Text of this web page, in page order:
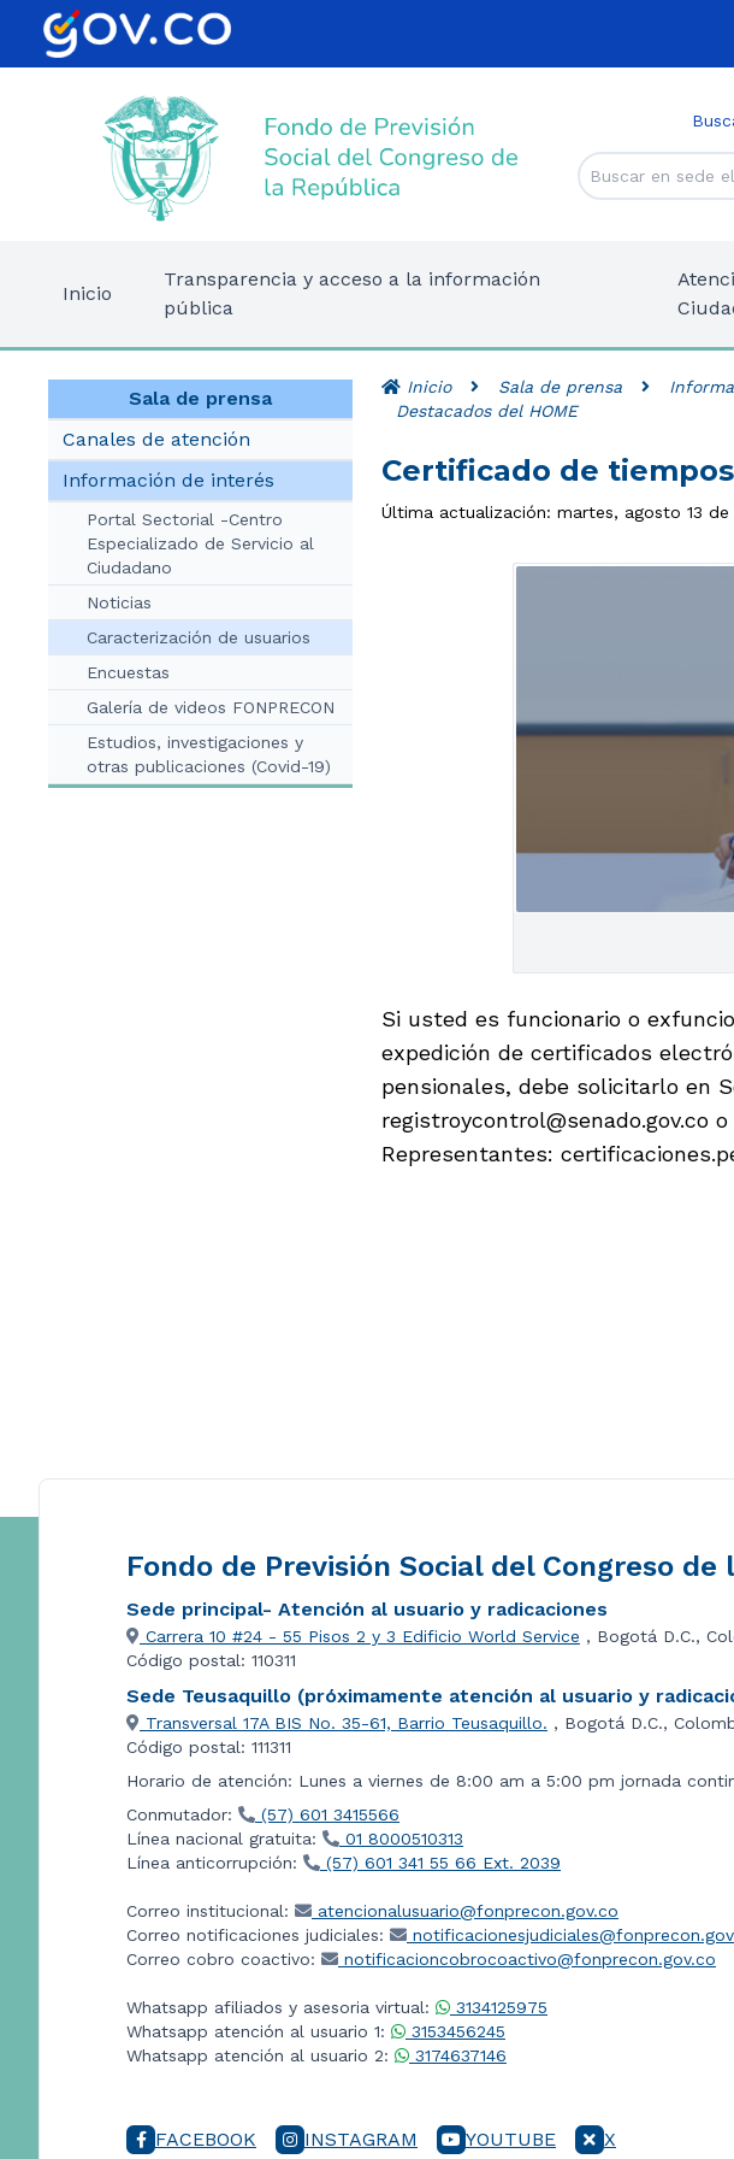
Inicio
Transparencia y acceso a la información
pública
Sala de prensa
Canales de atención
Información de interés
Portal Sectorial -Centro
Especializado de Servicio al
Ciudadano
Noticias
Caracterización de usuarios
Encuestas
Galería de videos FONPRECON
Estudios, investigaciones y
otras publicaciones (Covid-19)
Inicio Sala de prensa
Destacados del HOME
Certificado de
Última actualización: martes, agosto 13 de
Si usted es funcionario o
expedición de certificados
pensionales, debe solicitarlo en
registroycontrol@senado.gov.coo
Representantes:
Fondo de Previsión Social del Congreso de
Sede principal- Atención al usuario y radicaciones
Carrera 10 #24 - 55 Pisos 2 y 3 Edificio World Service , Bogotá D.C.,
Código postal: 110311
Sede Teusaquillo (próximamente atención al usuario y
Transversal 17A BIS No. 35-61, Barrio Teusaquillo. , Bogotá D.C.,
Código postal: 111311
Horario de atención: Lunes a viernes de 8:00 am a 5:00 pm jornada
Conmutador:
(57) 601 3415566
Línea nacional gratuita:
01 8000510313
Línea anticorrupción:
(57) 601 341 55 66 Ext. 2039
Correo institucional:
atencionalusuario@fonprecon.gov.co
Correo notificaciones judiciales:
Correo cobro coactivo:
notificacioncobrocoactivo@fonprecon.gov.co
Whatsapp afiliados y asesoria virtual:
3134125975
Whatsapp atención al usuario 1:
3153456245
Whatsapp atención al usuario 2:
3174637146
FACEBOOK INSTAGRAM YOUTUBE X